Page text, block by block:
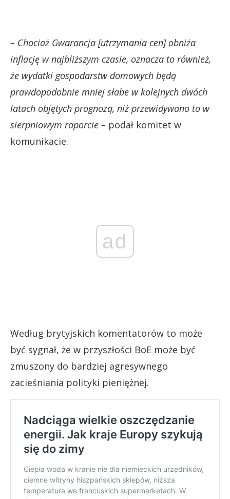
– Chociaż Gwarancja [utrzymania cen] obniża
inflację w najbliższym czasie, oznacza to również,
że wydatki gospodarstw domowych będą
prawdopodobnie mniej słabe w kolejnych dwóch
latach objętych prognozą, niż przewidywano to w
sierpniowym raporcie – podał komitet w
komunikacie.
ad
Według brytyjskich komentatorów to może
być sygnał, że w przyszłości BoE może być
zmuszony do bardziej agresywnego
zacieśniania polityki pieniężnej.